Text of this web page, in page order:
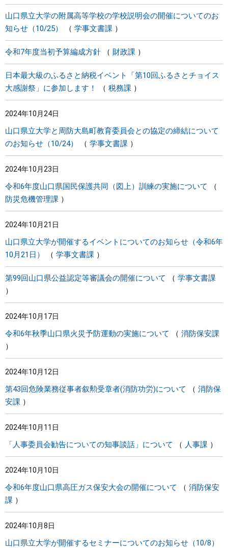
山口県立大学の附属高等学校の学校説明会の開催についてのお
知らせ（10/25）
学事文書課
令和7年度当初予算編成方針 財政課
日本最大級のふるさと納税イベント「第10回ふるさとチョイス
大感謝祭」に参加します！
税務課
2024年10月24日
山口県立大学と周防大島町教育委員会との協定の締結について
のお知らせ（10/24）
学事文書課
2024年10月23日
令和6年度山口県国民保護共同（図上）訓練の実施について
防災危機管理課
2024年10月21日
山口県立大学が開催するイベントについてのお知らせ（令和6年
10月21日）
学事文書課
第99回山口県公益認定等審議会の開催について 学事文書課
2024年10月17日
令和6年秋季山口県火災予防運動の実施について 消防保安課
2024年10月12日
第43回危険業務従事者叙勲受章者(消防功労)について
消防保
安課
2024年10月11日
「人事委員会勧告についての知事談話」について 人事課
2024年10月10日
令和6年度山口県高圧ガス保安大会の開催について
消防保安
課
2024年10月8日
山口県立大学が開催するセミナーについてのお知らせ（10/8）